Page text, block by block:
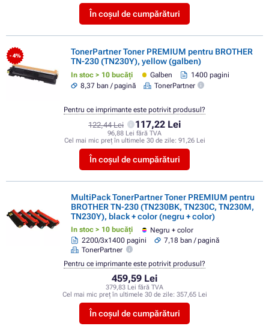
În coșul de cumpărături
- 4%
TonerPartner Toner PREMIUM pentru BROTHER
TN-230 (TN230Y), yellow (galben)
In stoc > 10 bucăți Galben
1400 pagini
8,37 ban / pagină
TonerPartner
122,44 Lei 117,22 Lei
96,88 Lei fără TVA
Cel mai mic preț în ultimele 30 de zile: 91,26 Lei
În coșul de cumpărături
Pentru ce imprimante este potrivit produsul?
MultiPack TonerPartner Toner PREMIUM pentru
BROTHER TN-230 (TN230BK, TN230C, TN230M,
TN230Y), black + color (negru + color)
In stoc > 10 bucăți
Negru + color
2200/3x1400 pagini
7,18 ban / pagină
TonerPartner
459,59 Lei
379,83 Lei fără TVA
Cel mai mic preț în ultimele 30 de zile: 357,65 Lei
În coșul de cumpărături
Pentru ce imprimante este potrivit produsul?